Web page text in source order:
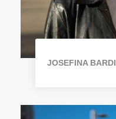
JOSEFINA BARDI